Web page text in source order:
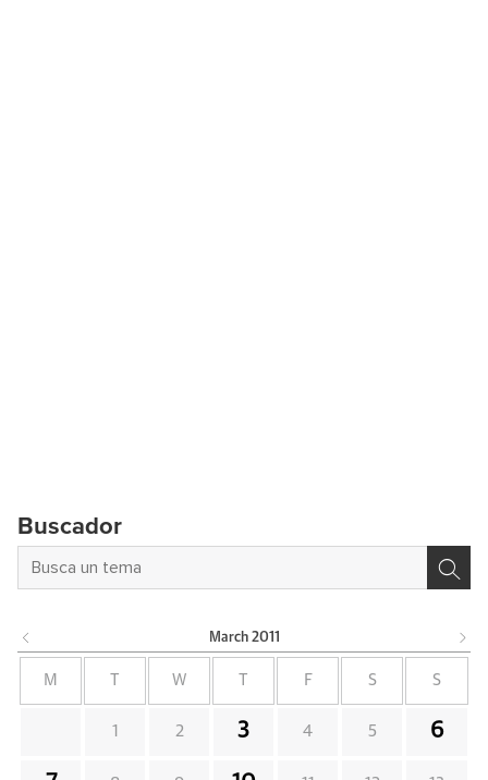
Buscador
March 2011
M W F S S
1 2 3 4 5 6